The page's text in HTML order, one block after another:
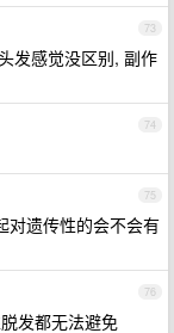
73
发感觉没区别, 副作
74
75
对遗传性的会不会有
76
发都无法避免